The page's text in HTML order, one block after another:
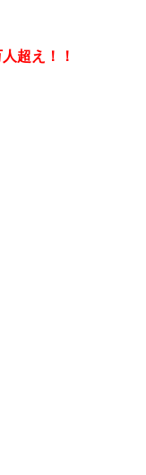
超え！！